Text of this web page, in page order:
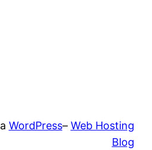
WordPress– Web Hosting
Blog